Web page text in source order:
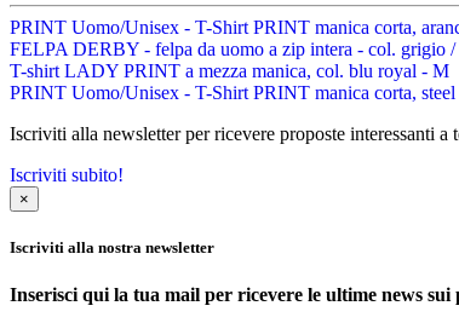
PRINT Uomo/Unisex - T-Shirt PRINT manica corta,
FELPA DERBY - felpa da uomo a zip intera - col.
T-shirt LADY PRINT a mezza manica, col. blu royal - M
PRINT Uomo/Unisex - T-Shirt PRINT manica corta,
Iscriviti alla newsletter per ricevere proposte interessanti a
Iscriviti subito!
×
Iscriviti alla nostra newsletter
Inserisci qui la tua mail per ricevere le ultime news